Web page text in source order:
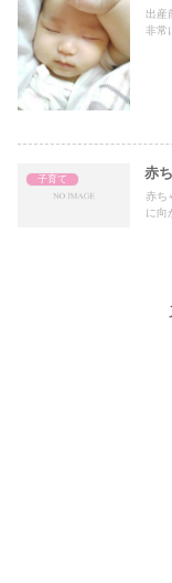
出産
非常
子育て 赤
赤ち
に向